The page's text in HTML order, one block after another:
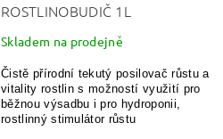
ROSTLINOBUDIČ 1L
Skladem na prodejně
Čistě přírodní tekutý posilovač růstu a
vitality rostlin s možností využití pro
běžnou výsadbu i pro hydroponii,
rostlinný stimulátor růstu